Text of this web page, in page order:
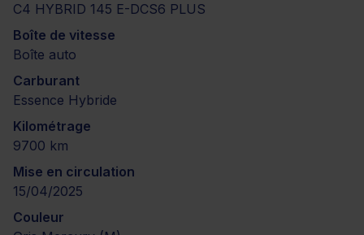
C4 HYBRID 145 E-DCS6 PLUS
Boîte de vitesse
Boîte auto
Carburant
Essence Hybride
Kilométrage
9700 km
Mise en circulation
15/04/2025
Couleur